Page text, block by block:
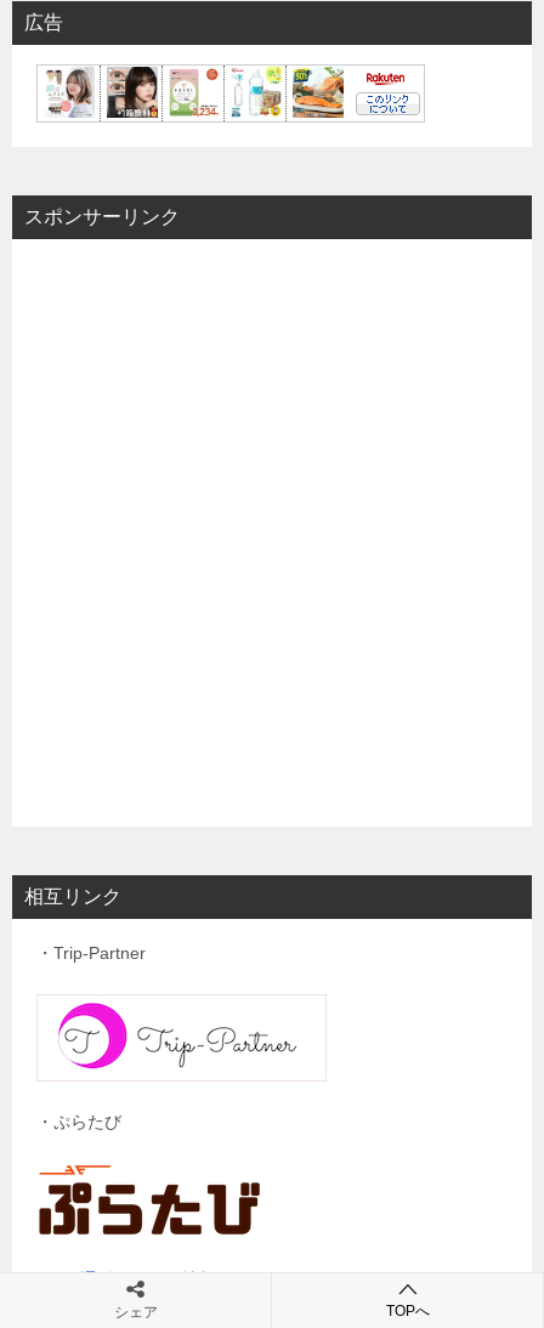
広告
スポンサーリンク
相互リンク
・Trip-Partner
・ぷらたび
・Net通販お買い得情報
シェア TOPへ